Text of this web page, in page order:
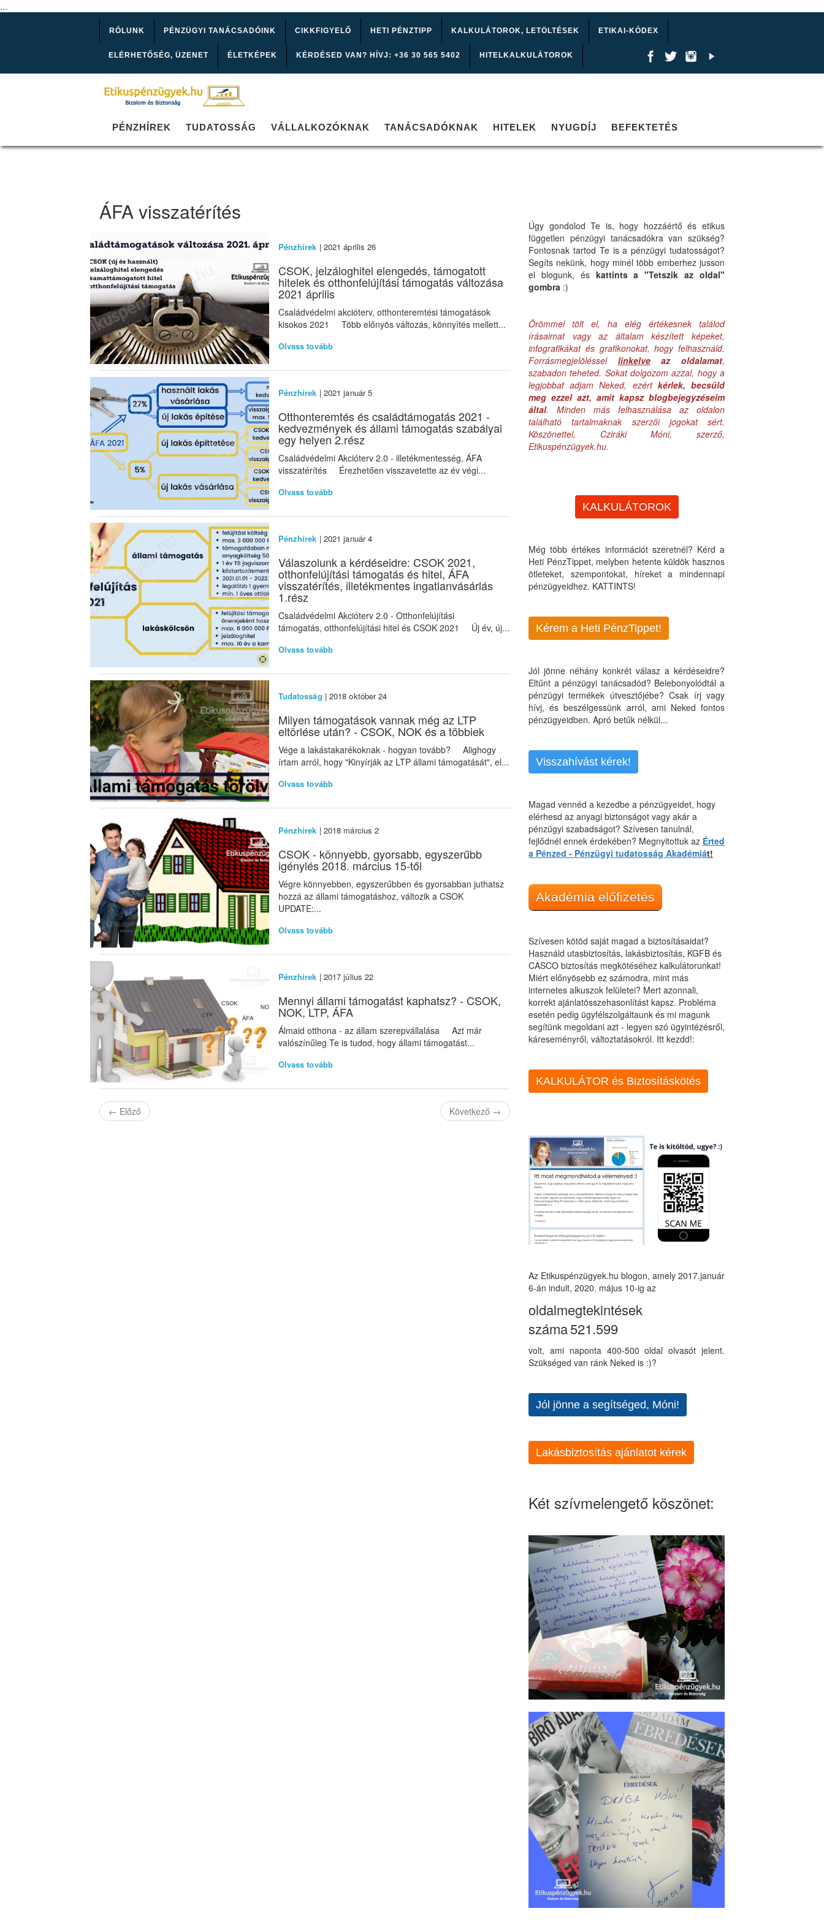
...
RÓLUNK PÉNZÜGYI TANÁCSADÓINK CIKKFIGYELŐ HETI PÉNZTIPP KALKULÁTOROK, LETÖLTÉSEK ETIKAI-KÓDEX
ELÉRHETŐSÉG, ÜZENET ÉLETKÉPEK KÉRDÉSED VAN? HÍVJ: +36 30 565 5402 HITELKALKULÁTOROK
PÉNZHÍREK TUDATOSSÁG VÁLLALKOZÓKNAK TANÁCSADÓKNAK HITELEK NYUGDÍJ BEFEKTETÉS
ÁFA visszatérítés
Pénzhírek | 2021 április 26
CSOK, jelzáloghitel elengedés, támogatott
hitelek és otthonfelújítási támogatás változása
2021 április
Családvédelmi akcióterv, otthonteremtési támogatások
kisokos 2021 Több előnyös változás, könnyítés mellett...
Olvass tovább
Pénzhírek | 2021 január 5
Otthonteremtés és családtámogatás 2021 -
kedvezmények és állami támogatás szabályai
egy helyen 2.rész
Családvédelmi Akcióterv 2.0 - illetékmentesség, ÁFA
visszatérítés Érezhetően visszavetette az év végi...
Olvass tovább
Pénzhírek | 2021 január 4
Válaszolunk a kérdéseidre: CSOK 2021,
otthonfelújítási támogatás és hitel, ÁFA
visszatérítés, illetékmentes ingatlanvásárlás
1.rész
Családvédelmi Akcióterv 2.0 - Otthonfelújítási
támogatás, otthonfelújítási hitel és CSOK 2021 Új év, új...
Olvass tovább
Tudatosság | 2018 október 24
Milyen támogatások vannak még az LTP
eltörlése után? - CSOK, NOK és a többiek
Vége a lakástakarékoknak - hogyan tovább? Alighogy
írtam arról, hogy "Kinyírják az LTP állami támogatását", el...
Olvass tovább
Pénzhírek | 2018 március 2
CSOK - könnyebb, gyorsabb, egyszerűbb
igénylés 2018. március 15-től
Végre könnyebben, egyszerűbben és gyorsabban juthatsz
hozzá az állami támogatáshoz, változik a CSOK
UPDATE:...
Olvass tovább
Pénzhírek | 2017 július 22
Mennyi állami támogatást kaphatsz? - CSOK,
NOK, LTP, ÁFA
Álmaid otthona - az állam szerepvállalása Azt már
valószínűleg Te is tudod, hogy állami támogatást...
Olvass tovább
← Előző Következő →
Úgy gondolod Te is, hogy hozzáértő és etikus
független pénzügyi tanácsadókra van szükség?
Fontosnak tartod Te is a pénzügyi tudatosságot?
Segíts nekünk, hogy minél több emberhez jusson
el blogunk, és kattints a "Tetszik az oldal"
gombra :)
Örömmel tölt el, ha elég értékesnek találod
írásaimat vagy az általam készített képeket,
infografikákat és grafikonokat, hogy felhasználd.
Forrásmegjelöléssel linkelveaz oldalamat,
szabadon teheted. Sokat dolgozom azzal, hogy a
legjobbat adjam Neked, ezért kérlek, becsüld
meg ezzel azt, amit kapsz blogbejegyzéseim
által. Minden más felhasználása az oldalon
található tartalmaknak szerzői jogokat sért.
Köszönettel, Cziráki Móni, szerző,
Etikuspénzügyek.hu.
KALKULÁTOROK
Még több értékes információt szeretnél? Kérd a
Heti PénzTippet, melyben hetente küldök hasznos
ötleteket, szempontokat, híreket a mindennapi
pénzügyeidhez. KATTINTS!
Kérem a Heti PénzTippet!
Jól jönne néhány konkrét válasz a kérdéseidre?
Eltűnt a pénzügyi tanácsadód? Belebonyolódtál a
pénzügyi termékek útvesztőjébe? Csak írj vagy
hívj, és beszélgessünk arról, ami Neked fontos
pénzügyeidben. Apró betűk nélkül...
Visszahívást kérek!
Magad vennéd a kezedbe a pénzügyeidet, hogy
elérhesd az anyagi biztonságot vagy akár a
pénzügyi szabadságot? Szívesen tanulnál,
fejlődnél ennek érdekében? Megnyitottuk az Érted
a Pénzed - Pénzügyi tudatosság Akadémiát!
Akadémia előfizetés
Szívesen kötöd saját magad a biztosításaidat?
Használd utasbiztosítás, lakásbiztosítás, KGFB és
CASCO biztosítás megkötéséhez kalkulátorunkat!
Miért előnyösebb ez számodra, mint más
internetes alkuszok felületei? Mert azonnali,
korrekt ajánlatösszehasonlítást kapsz. Probléma
esetén pedig ügyfélszolgáltaunk és mi magunk
segítünk megoldani azt - legyen szó ügyintézésről,
káreseményről, változtatásokról. Itt kezdd!:
KALKULÁTOR és Biztosításkötés
Az Etikuspénzügyek.hu blogon, amely 2017.január
6-án indult, 2020. május 10-ig az
oldalmegtekintések
száma521.599
volt, ami naponta 400-500 oldal olvasót jelent.
Szükséged van ránk Neked is :)?
Jól jönne a segítséged, Móni!
Lakásbiztosítás ajánlatot kérek
Két szívmelengető köszönet: